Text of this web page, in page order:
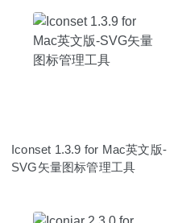
Iconset 1.3.9 for Mac英文版-
SVG矢量图标管理工具